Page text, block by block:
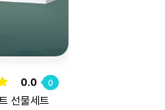
0.0 0
선물세트